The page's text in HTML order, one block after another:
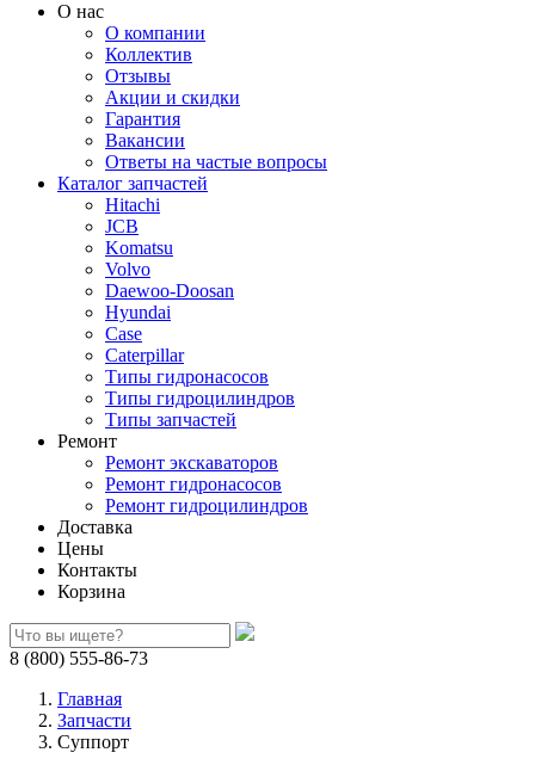
О нас
О компании
Коллектив
Отзывы
Акции и скидки
Гарантия
Вакансии
Ответы на частые вопросы
Каталог запчастей
Hitachi
JCB
Komatsu
Volvo
Daewoo-Doosan
Hyundai
Case
Caterpillar
Типы гидронасосов
Типы гидроцилиндров
Типы запчастей
Ремонт
Ремонт экскаваторов
Ремонт гидронасосов
Ремонт гидроцилиндров
Доставка
Цены
Контакты
Корзина
8 (800) 555-86-73
Главная
Запчасти
Суппорт